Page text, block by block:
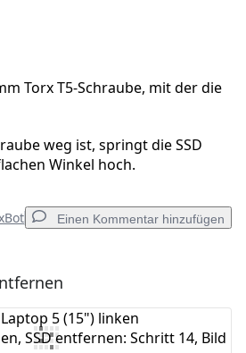
Torx T5-Schraube, mit der die
weg ist, springt die SSD
Winkel hoch.
Einen Kommentar hinzufügen
Kommentar hinzufügen